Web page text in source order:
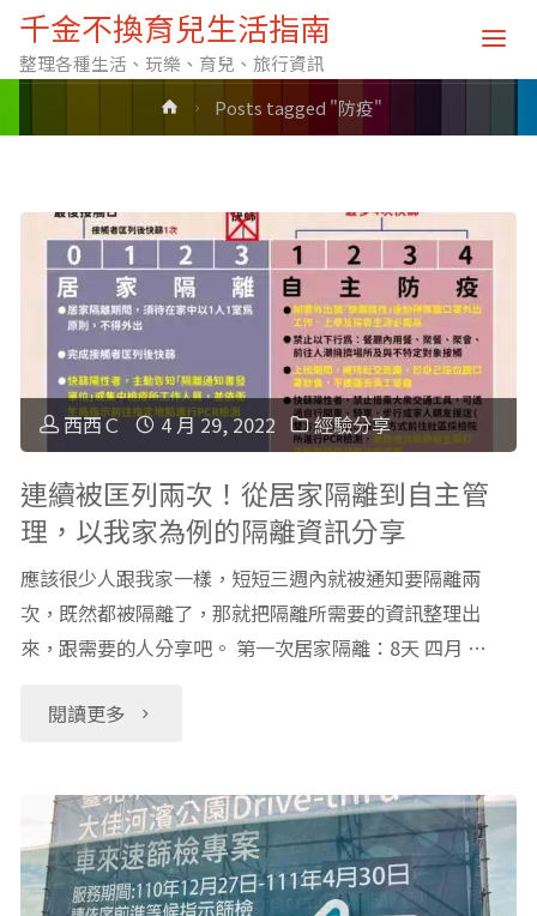
千金不換育兒生活指南
整理各種生活、玩樂、育兒、旅行資訊
標籤: 防疫
HomePosts tagged "防疫"
西西Ｃ 4 月 29, 2022 經驗分享
連續被匡列兩次！從居家隔離到自主管
理，以我家為例的隔離資訊分享
應該很少人跟我家一樣，短短三週內就被通知要隔離兩
次，既然都被隔離了，那就把隔離所需要的資訊整理出
來，跟需要的人分享吧。 第一次居家隔離：8天 四月 …
閱讀更多
"連
被
匡